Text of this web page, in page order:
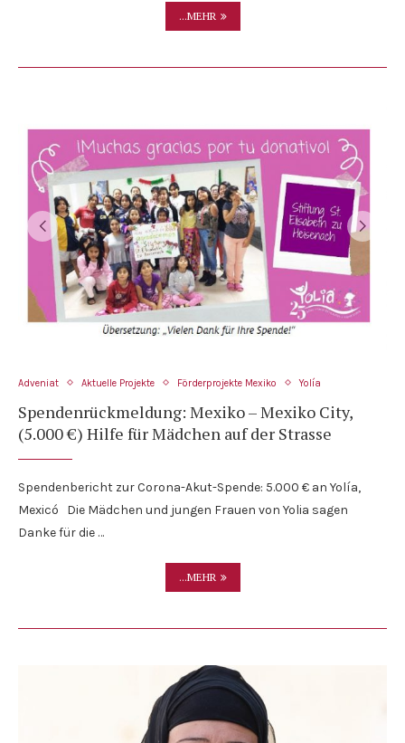
...MEHR
Adveniat Aktuelle Projekte Förderprojekte Mexiko Yolía
Spendenrückmeldung: Mexiko – Mexiko City,
(5.000 €) Hilfe für Mädchen auf der Strasse
Spendenbericht zur Corona-Akut-Spende: 5.000 € an Yolía,
Mexicó Die Mädchen und jungen Frauen von Yolia sagen
Danke für die …
...MEHR